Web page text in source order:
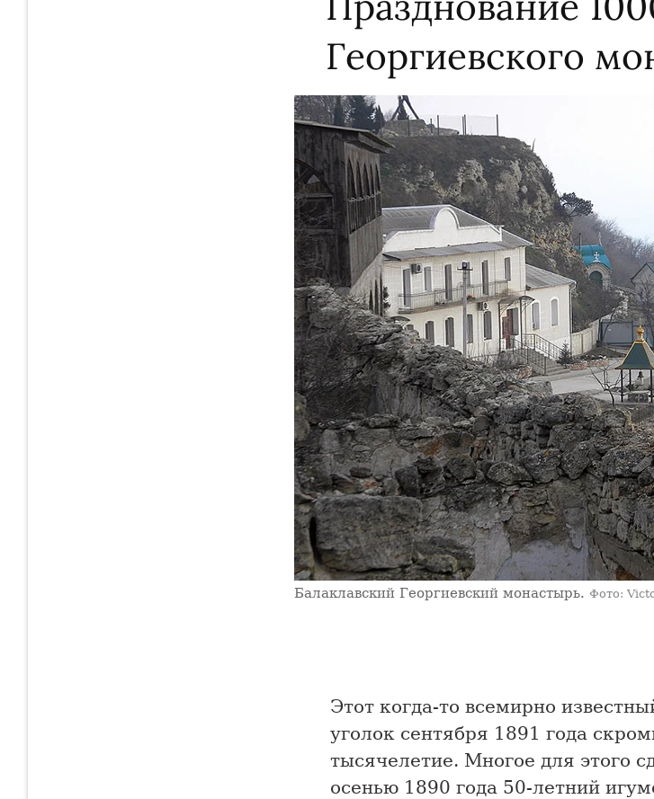
Георгиевского
Балаклавский Георгиевский монастырь. Фото:
Этот когда-то всемирно
уголок сентября 1891 года
тысячелетие. Многое для этого
осенью 1890 года 50-летний